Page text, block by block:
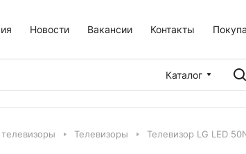
Новости Вакансии Контакты
Каталог
Телевизоры Телевизор LG LED